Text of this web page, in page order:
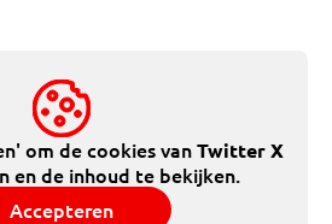
om de cookies vanTwitter X
en de inhoud te bekijken.
Accepteren